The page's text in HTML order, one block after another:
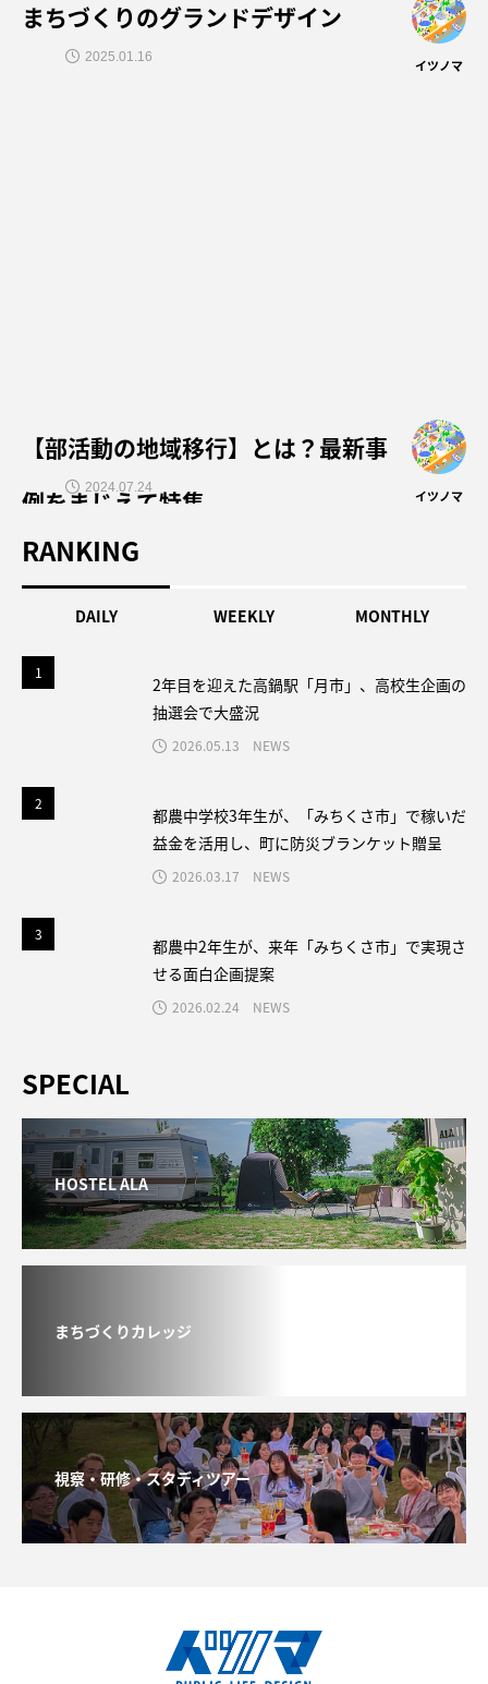
まちづくりのグランドデザイン
イツノマ
2025.01.16
【部活動の地域移行】とは？最新事
例をまじえて特集
イツノマ
2024.07.24
RANKING
DAILY WEEKLY MONTHLY
1
2年目を迎えた高鍋駅「月市」、高校生企画の
抽選会で大盛況
2026.05.13 NEWS
2
都農中学校3年生が、「みちくさ市」で稼いだ
益金を活用し、町に防災ブランケット贈呈
2026.03.17 NEWS
3
都農中2年生が、来年「みちくさ市」で実現さ
せる面白企画提案
2026.02.24 NEWS
SPECIAL
HOSTEL ALA
まちづくりカレッジ
視察・研修・スタディツアー